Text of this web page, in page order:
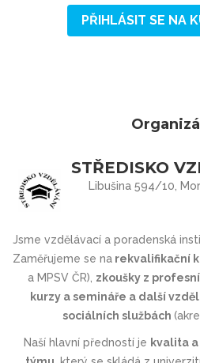
PŘIHLÁSIT SE NA
STŘEDISKO
Libušina 594/10,
Jsme vzdělávací a poradenská
Zaměřujeme se na rekvalifikační
a MPSV ČR), zkoušky z
kurzy a semináře a další
sociálních službách
Naší hlavní předností je kvalita